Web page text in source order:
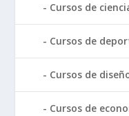
Cursos de
Cursos de
Cursos de
Cursos de